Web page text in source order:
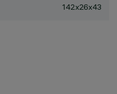
142x26x43